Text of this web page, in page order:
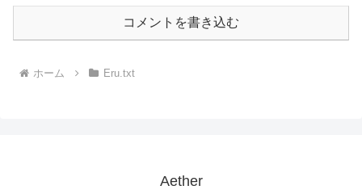
コメントを書き込む
ホーム Eru.txt
Aether